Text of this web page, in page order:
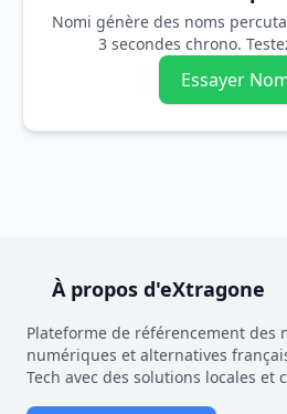
Nomi génère des noms
3 secondes chrono.
Essayer
À propos d'eXtragone
Plateforme de référencement des
numériques et alternatives
Tech avec des solutions locales et